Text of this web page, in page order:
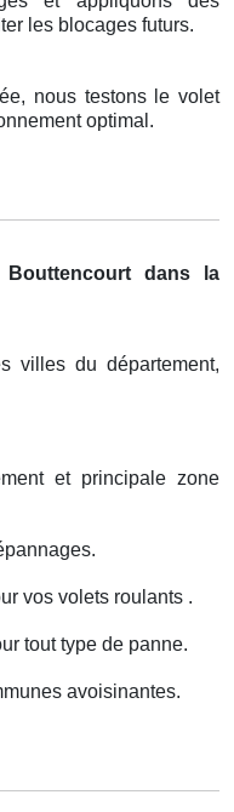
les blocages futurs.
nous testons le volet
optimal.
Bouttencourt dans la
villes du département,
et principale zone
vos volets roulants .
tout type de panne.
avoisinantes.